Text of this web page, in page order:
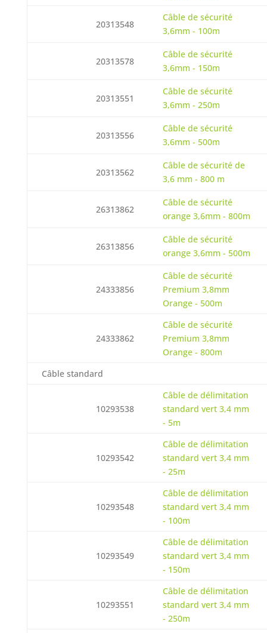
20313548
Câble de sécurité
3,6mm - 100m
20313578
Câble de sécurité
3,6mm - 150m
20313551
Câble de sécurité
3,6mm - 250m
20313556
Câble de sécurité
3,6mm - 500m
20313562
Câble de sécurité de
3,6 mm - 800 m
26313862
Câble de sécurité
orange 3,6mm - 800m
26313856
Câble de sécurité
orange 3,6mm - 500m
24333856
Câble de sécurité
Premium 3,8mm
Orange - 500m
24333862
Câble de sécurité
Premium 3,8mm
Orange - 800m
Câble standard
10293538
Câble de délimitation
standard vert 3,4 mm
- 5m
10293542
Câble de délimitation
standard vert 3,4 mm
- 25m
10293548
Câble de délimitation
standard vert 3,4 mm
- 100m
10293549
Câble de délimitation
standard vert 3,4 mm
- 150m
10293551
Câble de délimitation
standard vert 3,4 mm
- 250m